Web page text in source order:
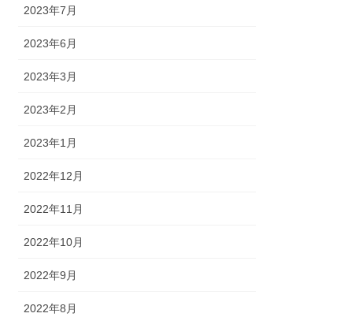
2023年7月
2023年6月
2023年3月
2023年2月
2023年1月
2022年12月
2022年11月
2022年10月
2022年9月
2022年8月